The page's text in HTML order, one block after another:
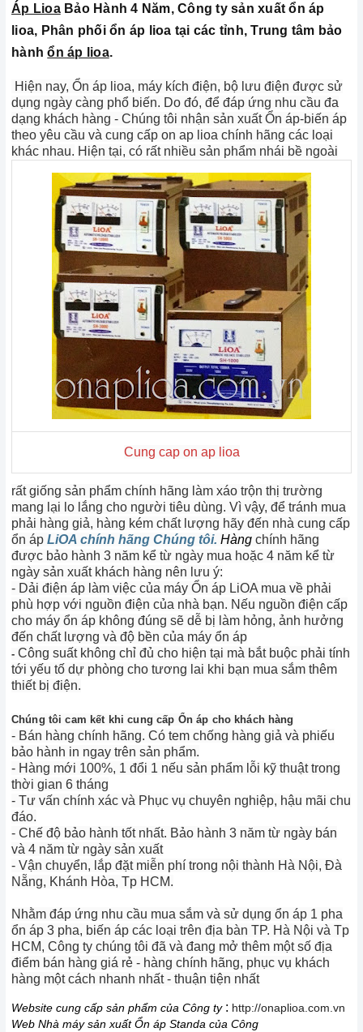
Áp LioaBảo Hành 4 Năm, Công ty sản xuất ổn áp
lioa, Phân phối ổn áp lioa tại các tỉnh, Trung tâm bảo
hànhổn áp lioa.
Hiện nay, Ổn áp lioa, máy kích điện, bộ lưu điện được sử
dụng ngày càng phổ biến. Do đó, để đáp ứng nhu cầu đa
dạng khách hàng - Chúng tôi nhận sản xuất Ổn áp-biến áp
theo yêu cầu và cung cấp on ap lioa chính hãng các loại
khác nhau.
Cung cap on ap lioa
Hiện tại, có rất nhiều sản phẩm nhái bề ngoài
rất giống sản phẩm chính hãng làm xáo trộn thị trường
mang lại lo lắng cho người tiêu dùng. Vì vậy, để tránh mua
phải hàng giả, hàng kém chất lượng hãy đến nhà cung cấp
ổn áp LiOA chính hãng Chúng tôi. Hàng chính hãng
được bảo hành 3 năm kể từ ngày mua hoặc 4 năm kể từ
ngày sản xuất khách hàng nên lưu ý:
- Dải điện áp làm việc của máy Ổn áp LiOA mua về phải
phù hợp với nguồn điện của nhà bạn. Nếu nguồn điện cấp
cho máy ổn áp không đúng sẽ dễ bị làm hỏng, ảnh hưởng
đến chất lượng và độ bền của máy ổn áp
- Công suất không chỉ đủ cho hiện tại mà bắt buộc phải tính
tới yếu tố dự phòng cho tương lai khi bạn mua sắm thêm
thiết bị điện.
Chúng tôi cam kết khi cung cấp Ổn áp cho khách hàng
- Bán hàng chính hãng. Có tem chống hàng giả và phiếu
bảo hành in ngay trên sản phẩm.
- Hàng mới 100%, 1 đổi 1 nếu sản phẩm lỗi kỹ thuật trong
thời gian 6 tháng
- Tư vấn chính xác và Phục vụ chuyên nghiệp, hậu mãi chu
đáo.
- Chế độ bảo hành tốt nhất. Bảo hành 3 năm từ ngày bán
và 4 năm từ ngày sản xuất
- Vận chuyển, lắp đặt miễn phí trong nội thành Hà Nội, Đà
Nẵng, Khánh Hòa, Tp HCM.
Nhằm đáp ứng nhu cầu mua sắm và sử dụng ổn áp 1 pha
ổn áp 3 pha, biến áp các loại trên địa bàn TP. Hà Nội và Tp
HCM, Công ty chúng tôi đã và đang mở thêm một số địa
điểm bán hàng giá rẻ - hàng chính hãng, phục vụ khách
hàng một cách nhanh nhất - thuận tiện nhất
Website cung cấp sản phẩm của Công ty: http://onaplioa.com.vn
Web Nhà máy sản xuấtỔn áp Standa của Công